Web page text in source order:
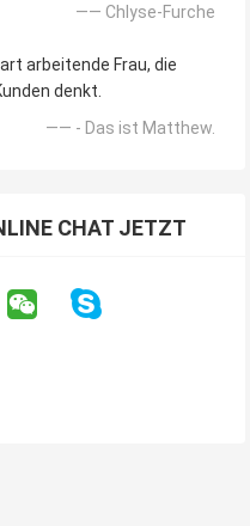
—— Chlyse-Furche
arbeitende Frau, die
denkt.
—— - Das ist Matthew.
CHAT JETZT